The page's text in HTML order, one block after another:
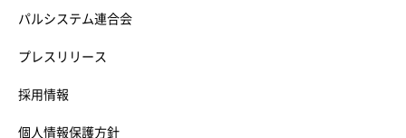
パルシステム連合会
プレスリリース
採用情報
個人情報保護方針